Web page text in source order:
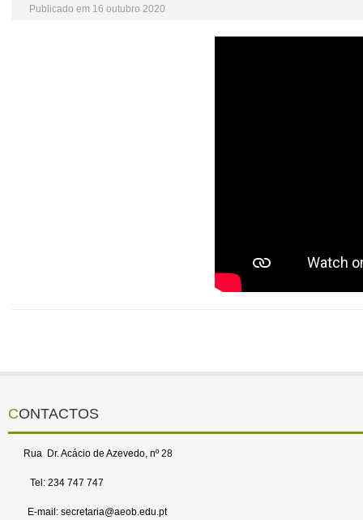
Publicado em 16 outubro 2020
CONTACTOS
Rua Dr. Acácio de Azevedo, nº 28
Tel: 234 747 747
E-mail: secretaria@aeob.edu.pt